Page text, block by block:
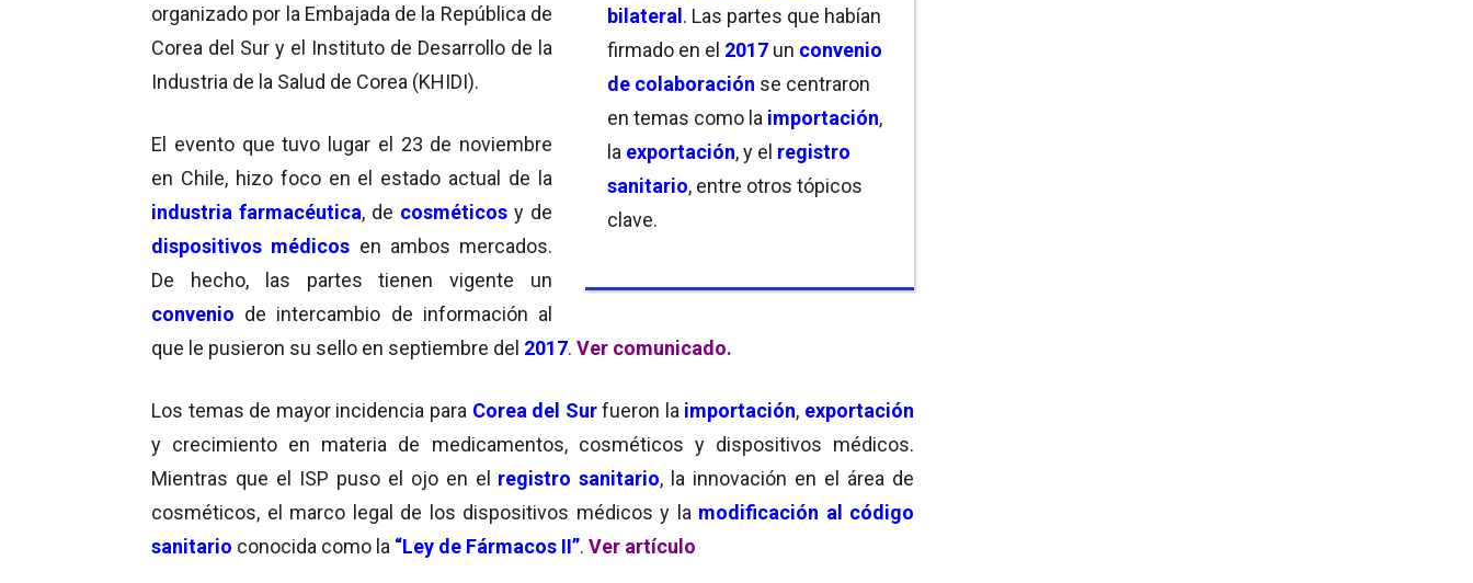
bilateral. Las partes que habían
firmado en el 2017 un convenio
de colaboración se centraron
en temas como la importación,
la exportación, y el registro
sanitario, entre otros tópicos
clave.
organizado por la Embajada de la República de
Corea del Sur y el Instituto de Desarrollo de la
Industria de la Salud de Corea (KHIDI).
El evento que tuvo lugar el 23 de noviembre
en Chile, hizo foco en el estado actual de la
industria farmacéutica, de cosméticos y de
dispositivos médicos en ambos mercados.
De hecho, las partes tienen vigente un
convenio de intercambio de información al
que le pusieron su sello en septiembre del 2017. Ver comunicado.
Los temas de mayor incidencia para Corea del Surfueron la importación, exportación
y crecimiento en materia de medicamentos, cosméticos y dispositivos médicos.
Mientras que el ISP puso el ojo en el registro sanitario, la innovación en el área de
cosméticos, el marco legal de los dispositivos médicos y la modificación al código
sanitario conocida como la “Ley de Fármacos II”. Ver artículo